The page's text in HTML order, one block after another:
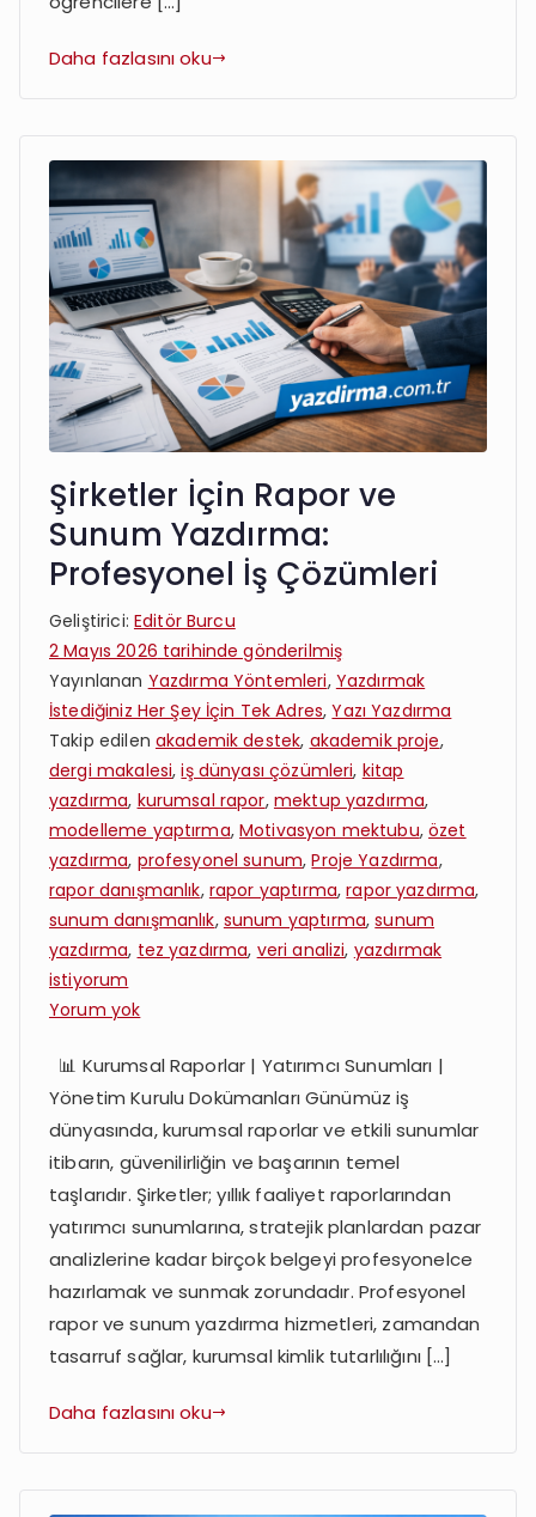
Daha fazlasını oku
Şirketler İçin Rapor ve
Sunum Yazdırma:
Profesyonel İş Çözümleri
Geliştirici: Editör Burcu
2 Mayıs 2026 tarihinde gönderilmiş
Yayınlanan Yazdırma Yöntemleri, Yazdırmak
İstediğiniz Her Şey İçin Tek Adres,Yazı Yazdırma
Takip edilen akademik destek, akademik proje,
dergi makalesi,iş dünyası çözümleri, kitap
yazdırma, kurumsal rapor, mektup yazdırma,
modelleme yaptırma,Motivasyon mektubu,özet
yazdırma, profesyonel sunum,Proje Yazdırma,
rapor danışmanlık, rapor yaptırma,rapor yazdırma,
sunum danışmanlık, sunum yaptırma,sunum
yazdırma, tez yazdırma, veri analizi, yazdırmak
istiyorum
Yorum yokŞirketler
Rapor
ve
Sunum
Yazdırma:
Profesyonel
Çözümleri
📊 Kurumsal Raporlar | Yatırımcı Sunumları |
Yönetim Kurulu Dokümanları Günümüz iş
dünyasında, kurumsal raporlar ve etkili sunumlar
itibarın, güvenilirliğin ve başarının temel
taşlarıdır. Şirketler; yıllık faaliyet raporlarından
yatırımcı sunumlarına, stratejik planlardan pazar
analizlerine kadar birçok belgeyi profesyonelce
hazırlamak ve sunmak zorundadır. Profesyonel
rapor ve sunum yazdırma hizmetleri, zamandan
tasarruf sağlar, kurumsal kimlik tutarlılığını […]
Daha fazlasını oku